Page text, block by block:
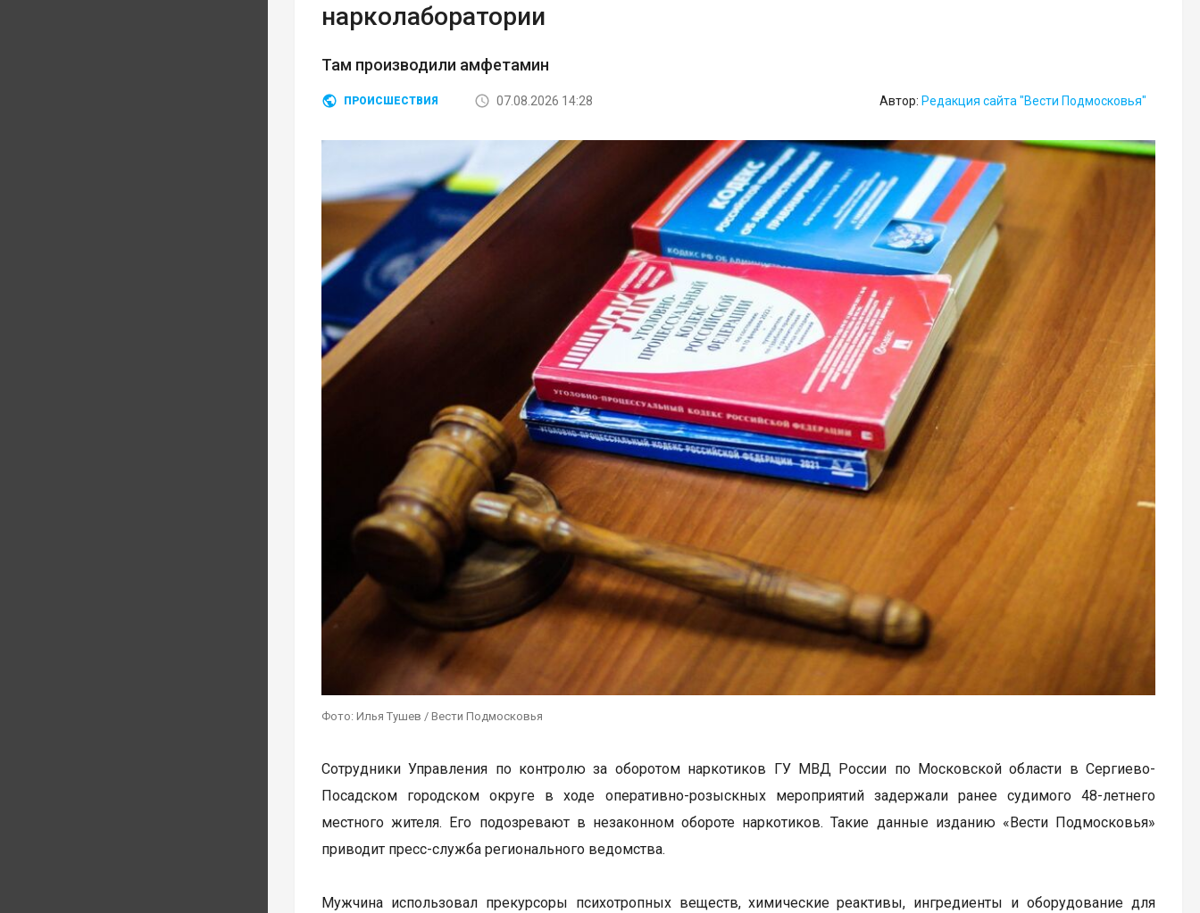
нарколаборатории
Там производили амфетамин
ПРОИСШЕСТВИЯ 07.08.2026 14:28 Автор: Редакция сайта "Вести Подмосковья"
Фото: Илья Тушев / Вести Подмосковья
Сотрудники Управления по контролю за оборотом наркотиков ГУ МВД России по Московской области в Сергиево-
Посадском городском округе в ходе оперативно-розыскных мероприятий задержали ранее судимого 48-летнего
местного жителя. Его подозревают в незаконном обороте наркотиков. Такие данные изданию «Вести Подмосковья»
приводит пресс-служба регионального ведомства.
Мужчина использовал прекурсоры психотропных веществ, химические реактивы, ингредиенты и оборудование для